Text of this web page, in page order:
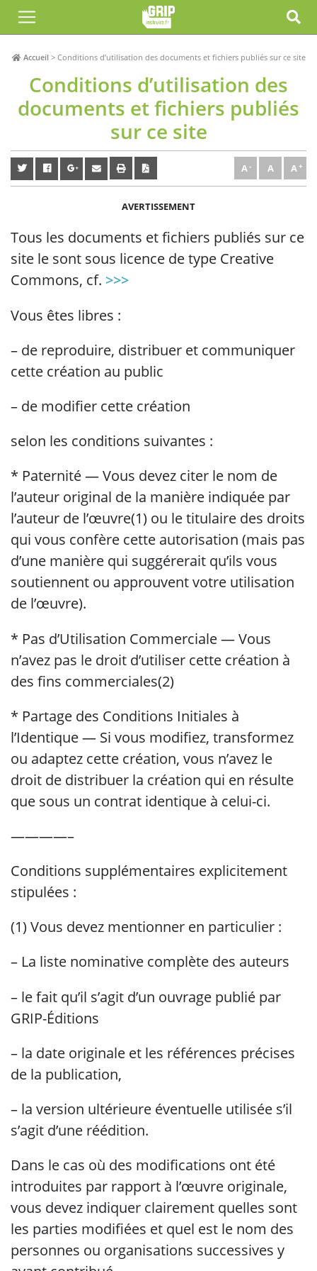
Accueil > Conditions d’utilisation des documents et fichiers publiés sur ce site
Conditions d’utilisation des
documents et fichiers publiés
sur ce site
A A A
AVERTISSEMENT
Tous les documents et fichiers publiés sur ce
site le sont sous licence de type Creative
Commons, cf. >>>
Vous êtes libres :
– de reproduire, distribuer et communiquer
cette création au public
– de modifier cette création
selon les conditions suivantes :
* Paternité — Vous devez citer le nom de
l’auteur original de la manière indiquée par
l’auteur de l’œuvre(1) ou le titulaire des droits
qui vous confère cette autorisation (mais pas
d’une manière qui suggérerait qu’ils vous
soutiennent ou approuvent votre utilisation
de l’œuvre).
* Pas d’Utilisation Commerciale — Vous
n’avez pas le droit d’utiliser cette création à
des fins commerciales(2)
* Partage des Conditions Initiales à
l’Identique — Si vous modifiez, transformez
ou adaptez cette création, vous n’avez le
droit de distribuer la création qui en résulte
que sous un contrat identique à celui-ci.
————–
Conditions supplémentaires explicitement
stipulées :
(1) Vous devez mentionner en particulier :
– La liste nominative complète des auteurs
– le fait qu’il s’agit d’un ouvrage publié par
GRIP-Éditions
– la date originale et les références précises
de la publication,
– la version ultérieure éventuelle utilisée s’il
s’agit d’une réédition.
Dans le cas où des modifications ont été
introduites par rapport à l’œuvre originale,
vous devez indiquer clairement quelles sont
les parties modifiées et quel est le nom des
personnes ou organisations successives y